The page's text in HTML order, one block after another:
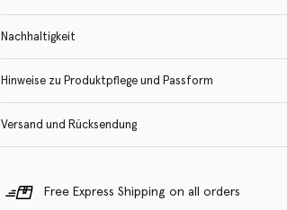
Nachhaltigkeit
Hinweise zu Produktpflege und Passform
Versand und Rücksendung
Free Express Shipping on all orders